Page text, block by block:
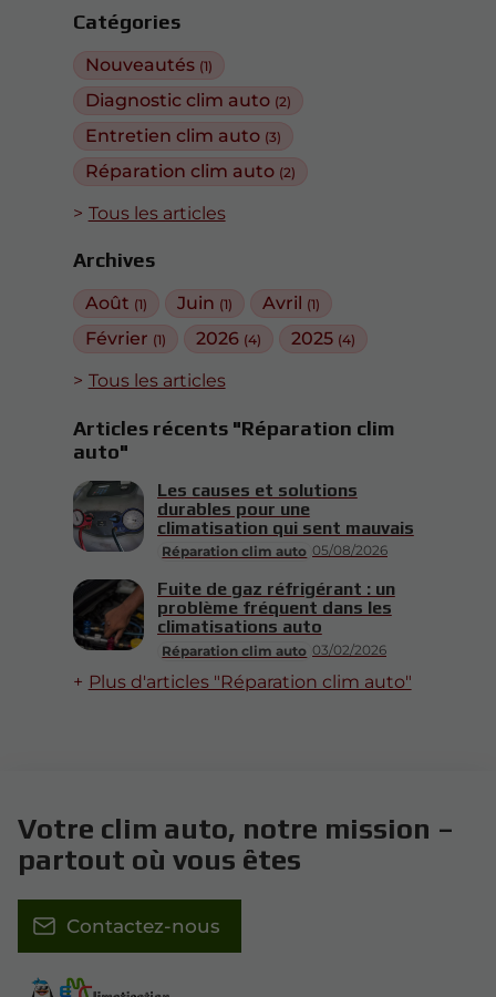
Catégories
Nouveautés (1)
Diagnostic clim auto (2)
Entretien clim auto (3)
Réparation clim auto (2)
Tous les articles
Archives
Août (1) Juin (1) Avril (1)
Février (1) 2026 (4) 2025 (4)
Tous les articles
Articles récents "Réparation clim
auto"
Réparation clim auto 05/08/2026
Les causes et solutions
durables pour une
climatisation qui sent mauvais
Réparation clim auto 03/02/2026
Fuite de gaz réfrigérant : un
problème fréquent dans les
climatisations auto
Plus d'articles "Réparation clim auto"
Votre clim auto, notre mission –
partout où vous êtes
Contactez-nous